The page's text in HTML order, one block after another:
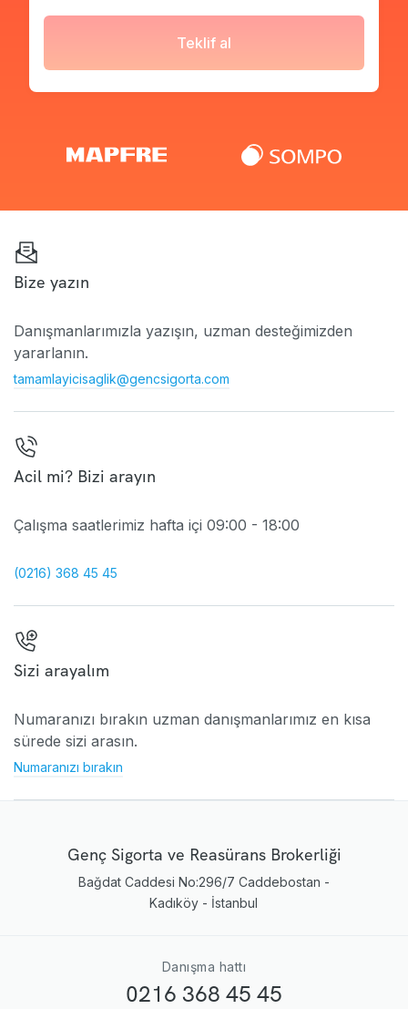
Teklif al
Bize yazın
Danışmanlarımızla yazışın, uzman desteğimizden
yararlanın.
tamamlayicisaglik@gencsigorta.com
Acil mi? Bizi arayın
Çalışma saatlerimiz hafta içi 09:00 - 18:00
(0216) 368 45 45
Sizi arayalım
Numaranızı bırakın uzman danışmanlarımız en kısa
sürede sizi arasın.
Numaranızı bırakın
Genç Sigorta ve Reasürans Brokerliği
Bağdat Caddesi No:296/7 Caddebostan -
Kadıköy - İstanbul
Danışma hattı
0216 368 45 45